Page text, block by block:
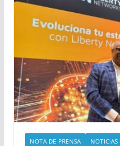
NOTA DE PRENSA NOTICIAS